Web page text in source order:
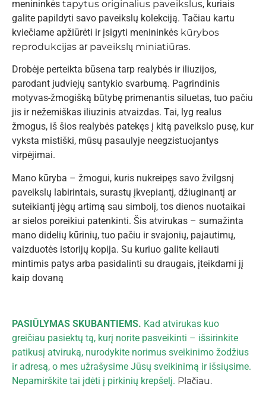
menininkės tapytus originalius paveikslus, kuriais
galite papildyti savo paveikslų kolekciją. Tačiau kartu
kviečiame apžiūrėti ir įsigyti menininkės kūrybos
reprodukcijas ar paveikslų miniatiūras.
Drobėje perteikta būsena tarp realybės ir iliuzijos,
parodant judviejų santykio svarbumą. Pagrindinis
motyvas-žmogišką būtybę primenantis siluetas, tuo pačiu
jis ir nežemiškas iliuzinis atvaizdas. Tai, lyg realus
žmogus, iš šios realybės patekęs į kitą paveikslo pusę, kur
vyksta mistiški, mūsų pasaulyje neegzistuojantys
virpėjimai.
Mano kūryba – žmogui, kuris nukreipęs savo žvilgsnį
paveikslų labirintais, surastų įkvepiantį, džiuginantį ar
suteikiantį jėgų artimą sau simbolį, tos dienos nuotaikai
ar sielos poreikiui patenkinti. Šis atvirukas – sumažinta
mano didelių kūrinių, tuo pačiu ir svajonių, pajautimų,
vaizduotės istorijų kopija. Su kuriuo galite keliauti
mintimis patys arba pasidalinti su draugais, įteikdami jį
kaip dovaną
PASIŪLYMAS SKUBANTIEMS. Kad atvirukas kuo
greičiau pasiektų tą, kurį norite pasveikinti – išsirinkite
patikusį atviruką, nurodykite norimus sveikinimo žodžius
ir adresą, o mes užrašysime Jūsų sveikinimą ir išsiųsime.
Nepamirškite tai įdėti į pirkinių krepšelį. Plačiau.